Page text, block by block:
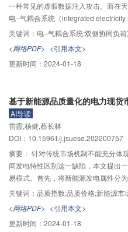
一种常见的虚假数据注入攻击。而在
电–气耦合系统（integrated
配攻击可能会对系统的安全运行造成
LR攻击展开深入研究。首先，在分析
上，研究LR攻击的实施策略。其次
损失最大为目标函数，建立IEGS下LR
源子系统的损失，量化了不同场景下
次，对天然气管道流量方程中的非线
化并添加到攻击者模型中，作为
将整个模型转换为混合整数线性规划
20节点算例系统上，进行了3种LR攻
资源下的攻击效果，分析了系统高脆
同LR攻击形式的系统综合保护策略。
造成更严重的损失，但依据本文评估
失显著降低。
关键词： 电–气耦合系统;双侧协同负
<网络PDF> <引用本文>
更新时间： 2024-01-18
基于新能源品质量化的电力现货
AI导读
雷霞,杨健,蔡长林
DOI：10.15961/j.jsuese.202200757
摘要： 针对传统市场机制不能充分体
间发电特性区别这一缺陷，本文提出
易模式。首先，将新能源发电属性分
实时市场与日前市场结算差额定义为
统平衡成本的影响机理，确定以准确
利用改进叉熵法赋权形成新能源电力
形成品质价格以量化新能源的电力品
关键词： 品质指数;品质价格;新能源市
<网络PDF> <引用本文>
更新时间： 2024-01-18